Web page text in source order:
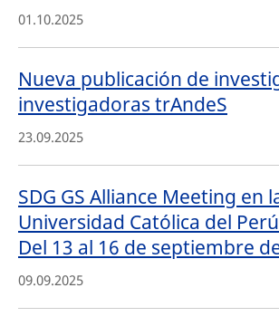
01.10.2025
Nueva publicación de
investigadoras trAndeS
23.09.2025
SDG GS Alliance Meeting en
Universidad Católica del Perú
Del 13 al 16 de septiembre
09.09.2025